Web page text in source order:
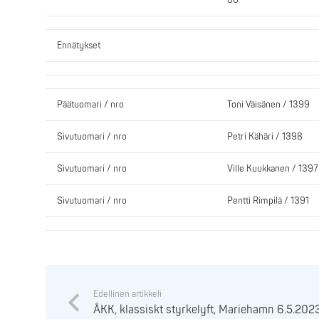
Ennätykset
Päätuomari / nro Toni Väisänen / 1399
Sivutuomari / nro Petri Kähäri / 1398
Sivutuomari / nro Ville Kuukkanen / 1397
Sivutuomari / nro Pentti Rimpilä / 1391
Edellinen artikkeli
ÅKK, klassiskt styrkelyft, Mariehamn